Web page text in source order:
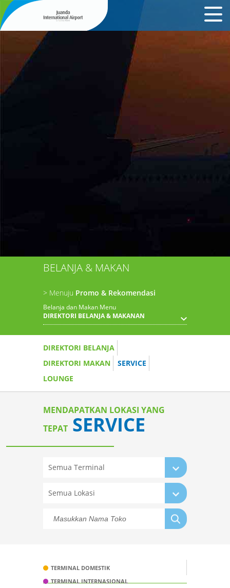
BELANJA & MAKAN
> Menuju Promo & Rekomendasi
Belanja dan Makan Menu
DIREKTORI BELANJA & MAKANAN
DIREKTORI BELANJA
DIREKTORI MAKAN
SERVICE
LOUNGE
MENDAPATKAN LOKASI YANG
TEPAT SERVICE
Semua Terminal
Semua Lokasi
TERMINAL DOMESTIK
TERMINAL INTERNASIONAL